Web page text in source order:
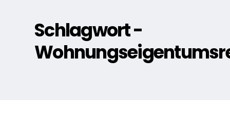
Schlagwort -